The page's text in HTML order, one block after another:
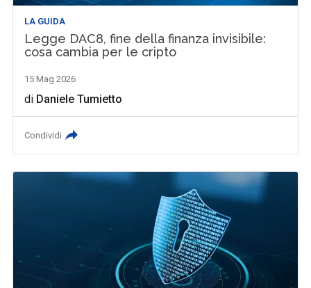
LA GUIDA
Legge DAC8, fine della finanza invisibile:
cosa cambia per le cripto
15 Mag 2026
di Daniele Tumietto
Condividi